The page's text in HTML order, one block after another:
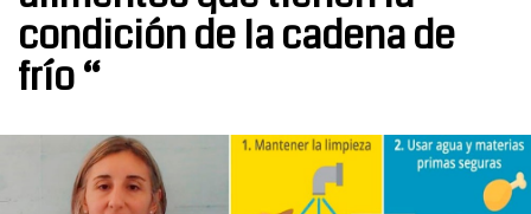
condición de la cadena de
frío “